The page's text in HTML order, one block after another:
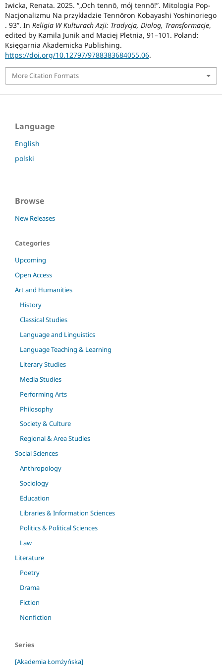
Iwicka, Renata. 2025. “„Och tennō, mój tennō!”. Mitologia Pop-
Nacjonalizmu Na przykładzie Tennōron Kobayashi Yoshinoriego
. 93”. In Religia W Kulturach Azji: Tradycja, Dialog, Transformacje,
edited by Kamila Junik and Maciej Pletnia, 91–101. Poland:
Księgarnia Akademicka Publishing.
https://doi.org/10.12797/9788383684055.06.
More Citation Formats
Language
English
polski
Browse
New Releases
Categories
Upcoming
Open Access
Art and Humanities
History
Classical Studies
Language and Linguistics
Language Teaching & Learning
Literary Studies
Media Studies
Performing Arts
Philosophy
Society & Culture
Regional & Area Studies
Social Sciences
Anthropology
Sociology
Education
Libraries & Information Sciences
Politics & Political Sciences
Law
Literature
Poetry
Drama
Fiction
Nonfiction
Series
[Akademia Łomżyńska]